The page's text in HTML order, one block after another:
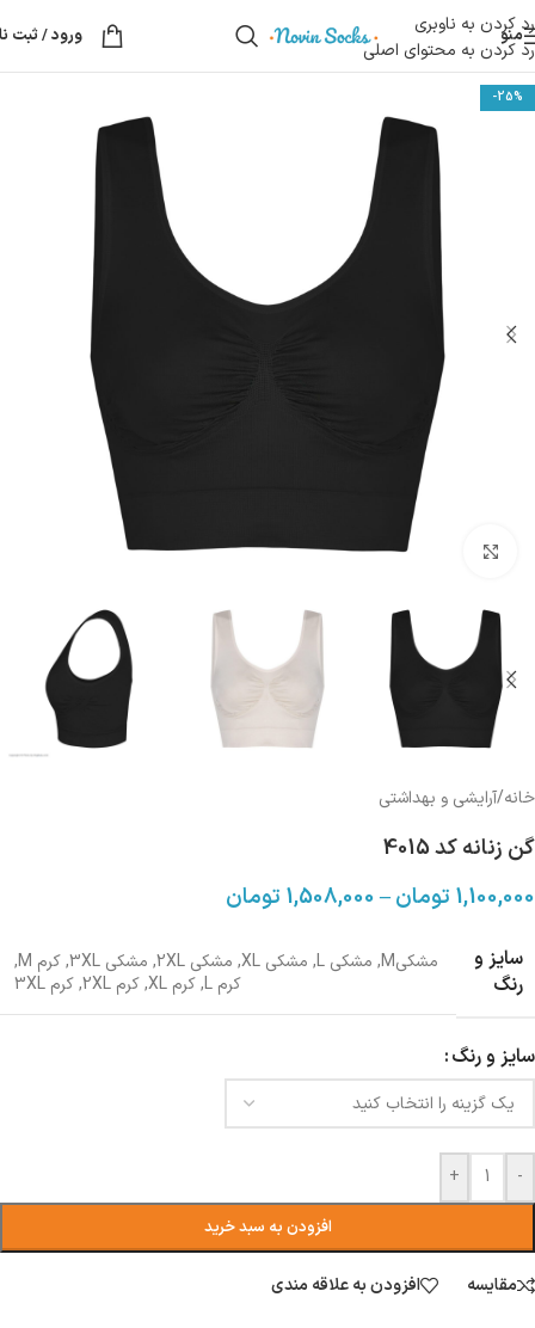
رد کردن به ناوبری
رد کردن به محتوای اصلی
منو ورود / ثبت
-25%
بزرگنمایی تصویر
خانه/آرایشی و بهداشتی
گن زنانه کد 4015
1,100,000 تومان–
1,508,000 تومان
سایز و
رنگ
مشکیM , مشکی L , مشکی XL , مشکی 2XL , مشکی 3XL ,کرم M
,
کرم L
,کرم XL ,کرم 2XL ,کرم 3XL
سایز و رنگ
-
+
افزودن به سبد خرید
مقایسه افزودن به علاقه مندی